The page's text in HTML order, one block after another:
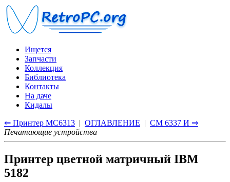
Ищется
Запчасти
Коллекция
Библиотека
Контакты
На даче
Кидалы
⇐ Принтер МС6313 | ОГЛАВЛЕНИЕ | СМ 6337 И ⇒
Печатающие устройства
Принтер цветной матричный IBM
5182